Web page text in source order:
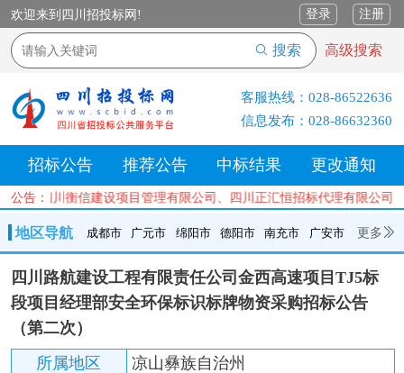
欢迎来到四川招投标网! 登录 注册
搜索 高级搜索
客服热线： 028-86522636
信息发布： 028-86632360
招标公告 推荐公告 中标结果 更改通知
公告：川衡信建设项目管理有限公司、四川正汇恒招标代理有
地区导航 成都市 广元市 绵阳市 德阳市 南充市 广安市 更多
成都市 广元市 绵阳市 德阳市 南充市 广安市
遂宁市
内江市
乐山市 自贡市 泸州市 宜宾市 攀枝花
巴中市
达州市
资阳市
四川路航建设工程有限责任公司金西高速项目TJ5标
段项目经理部安全环保标识标牌物资采购招标公告
（第二次）
所属地区
凉山彝族自治州